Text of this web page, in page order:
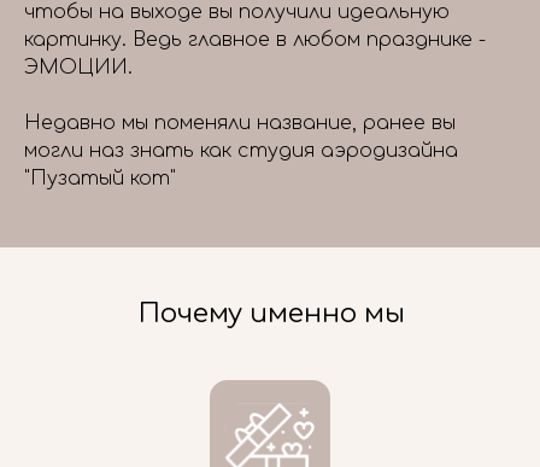
чтобы на выходе вы получили идеальную
картинку. Ведь главное в любом празднике -
ЭМОЦИИ.
Недавно мы поменяли название, ранее вы
могли наз знать как студия аэродизайна
"Пузатый кот"
Почему именно мы